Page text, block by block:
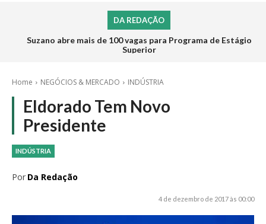
DA REDAÇÃO
Suzano abre mais de 100 vagas para Programa de Estágio
Superior
Home NEGÓCIOS & MERCADO INDÚSTRIA
Eldorado Tem Novo
Presidente
INDÚSTRIA
Por Da Redação
4 de dezembro de 2017 às 00:00